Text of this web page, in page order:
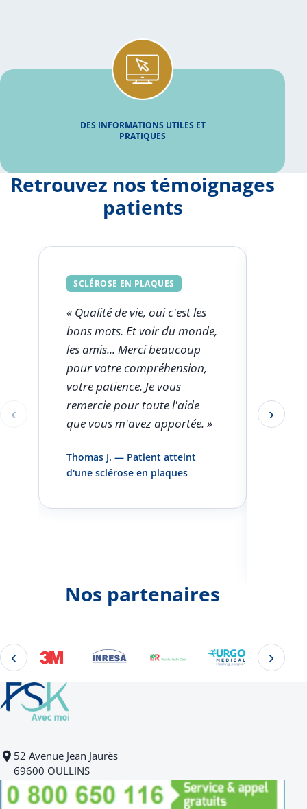
DES INFORMATIONS UTILES ET
PRATIQUES
Retrouvez nos témoignages
patients
‹
SCLÉROSE EN PLAQUES
« Qualité de vie, oui c'est les
bons mots. Et voir du monde,
les amis... Merci beaucoup
pour votre compréhension,
votre patience. Je vous
remercie pour toute l'aide
que vous m'avez apportée. »
Thomas J. — Patient atteint
d'une sclérose en plaques
pas
›
Éléments 1 à 1 sur 5
Nos partenaires
‹ ›
Éléments 2 à 4 sur 22
52 Avenue Jean Jaurès
69600 OULLINS